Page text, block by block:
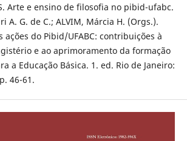
Arte e ensino de filosofia no pibid-ufabc.
A. G. de C.; ALVIM, Márcia H. (Orgs.).
ações do Pibid/UFABC: contribuições à
e ao aprimoramento da formação
a Educação Básica. 1. ed. Rio de Janeiro:
46-61.